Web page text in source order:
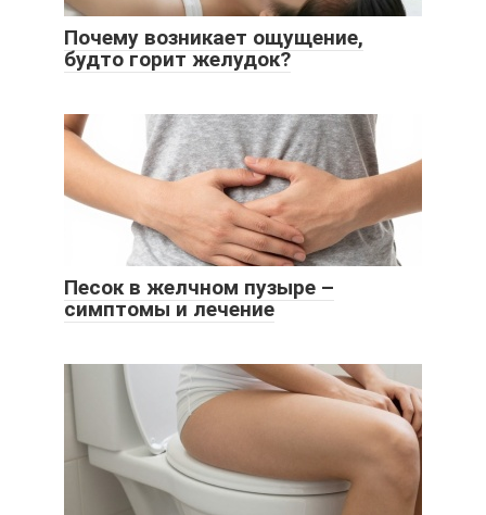
Почему возникает ощущение,
будто горит желудок?
Песок в желчном пузыре –
симптомы и лечение